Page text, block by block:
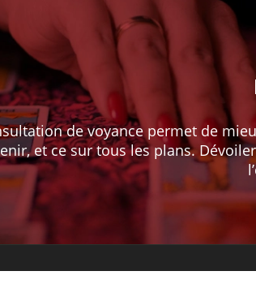
de voyance permet de
et ce sur tous les plans.